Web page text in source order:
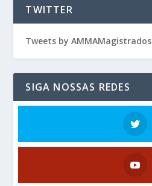
TWITTER
Tweets by AMMAMagistrados
SIGA NOSSAS REDES